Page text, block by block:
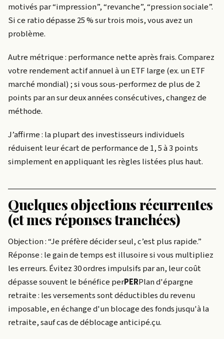
motivés par “impression”, “revanche”, “pression sociale”.
Si ce ratio dépasse 25 % sur trois mois, vous avez un
problème.
Autre métrique : performance nette après frais. Comparez
votre rendement actif annuel à un ETF large (ex. un ETF
marché mondial) ; si vous sous-performez de plus de 2
points par an sur deux années consécutives, changez de
méthode.
J’affirme : la plupart des investisseurs individuels
réduisent leur écart de performance de 1, 5 à 3 points
simplement en appliquant les règles listées plus haut.
Quelques objections récurrentes
(et mes réponses tranchées)
Objection : “Je préfère décider seul, c’est plus rapide.”
Réponse : le gain de temps est illusoire si vous multipliez
les erreurs. Évitez 30 ordres impulsifs par an, leur coût
dépasse souvent le bénéfice perPERPlan d'épargne
retraite : les versements sont déductibles du revenu
imposable, en échange d'un blocage des fonds jusqu'à la
retraite, sauf cas de déblocage anticipé.çu.